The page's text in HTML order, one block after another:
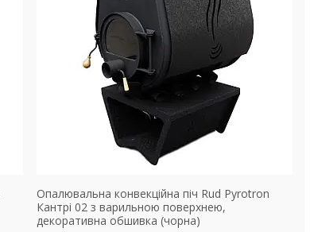
Опалювальна конвекційна піч Rud Pyrotron
Кантрі 02 з варильною поверхнею,
декоративна обшивка (чорна)